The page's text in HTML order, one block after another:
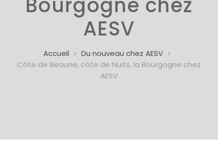
AESV
Accueil
Du nouveau chez AESV
Côte de Beaune, côte de Nuits, la Bourgogne chez
AESV